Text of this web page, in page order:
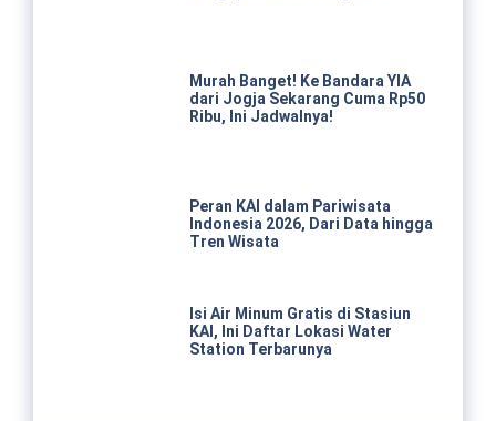
Murah Banget! Ke Bandara YIA
dari Jogja Sekarang Cuma Rp50
Ribu, Ini Jadwalnya!
Peran KAI dalam Pariwisata
Indonesia 2026, Dari Data hingga
Tren Wisata
Isi Air Minum Gratis di Stasiun
KAI, Ini Daftar Lokasi Water
Station Terbarunya